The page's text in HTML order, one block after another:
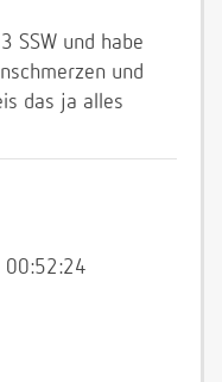
SSW und habe
und
das ja alles
00:52:24